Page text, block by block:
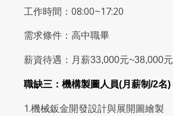
工作時間：08:00~17:20
需求條件：高中職畢
薪資待遇：月薪33,000元~38,000元
職缺三：機構製圖人員(月薪制/2名)
1.機械鈑金開發設計與展開圖繪製